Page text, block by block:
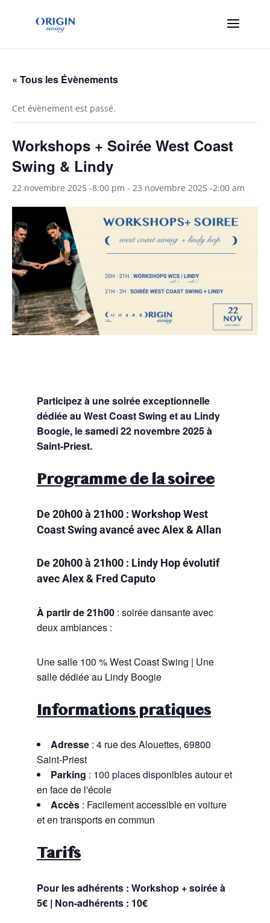
« Tous les Évènements
Cet évènement est passé.
Workshops + Soirée West Coast
Swing & Lindy
22 novembre 2025 -8:00 pm - 23 novembre 2025 -2:00 am
Participez à une soirée exceptionnelle
dédiée au West Coast Swing et au Lindy
Boogie, le samedi 22 novembre 2025 à
Saint-Priest.
Programme de la soiree
De 20h00 à 21h00 : Workshop West
Coast Swing avancé avec Alex & Allan
De 20h00 à 21h00 : Lindy Hop évolutif
avec Alex & Fred Caputo
À partir de 21h00: soirée dansante avec
deux ambiances :
Une salle 100 % West Coast Swing | Une
salle dédiée au Lindy Boogie
Informations pratiques
Adresse: 4 rue des Alouettes, 69800
Saint-Priest
Parking : 100 places disponibles autour et
en face de l'école
Accès: Facilement accessible en voiture
et en transports en commun
Tarifs
Pour les adhérents : Workshop + soirée à
5€ | Non-adhérents : 10€